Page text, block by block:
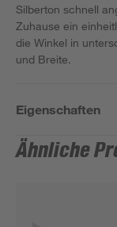
Silberton schnell
Zuhause ein
die Winkel in
und Breite.
Eigenschaften
Ähnliche